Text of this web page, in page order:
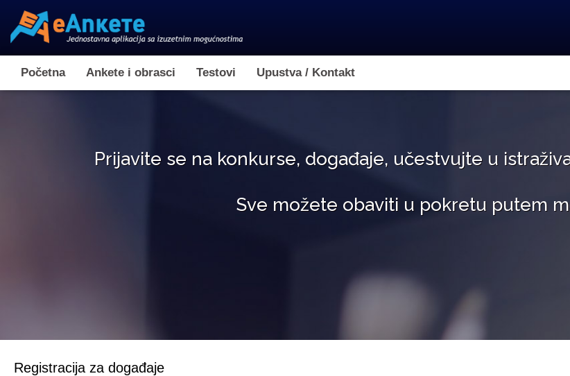
Početna Ankete i obrasci Testovi Upustva / Kontakt
Prijavite se na konkurse, događaje, učestvujte u
Sve možete obaviti u pokretu putem
Registracija za događaje